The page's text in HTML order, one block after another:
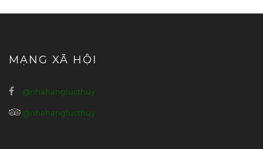
MẠNG XÃ HỘI
@nhahanglucthuy
@nhahanglucthuy